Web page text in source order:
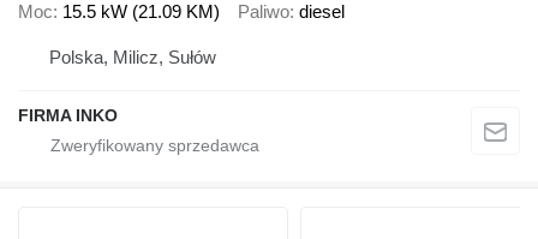
Moc 15.5 kW (21.09 KM) Paliwo diesel
Polska, Milicz, Sułów
FIRMA INKO